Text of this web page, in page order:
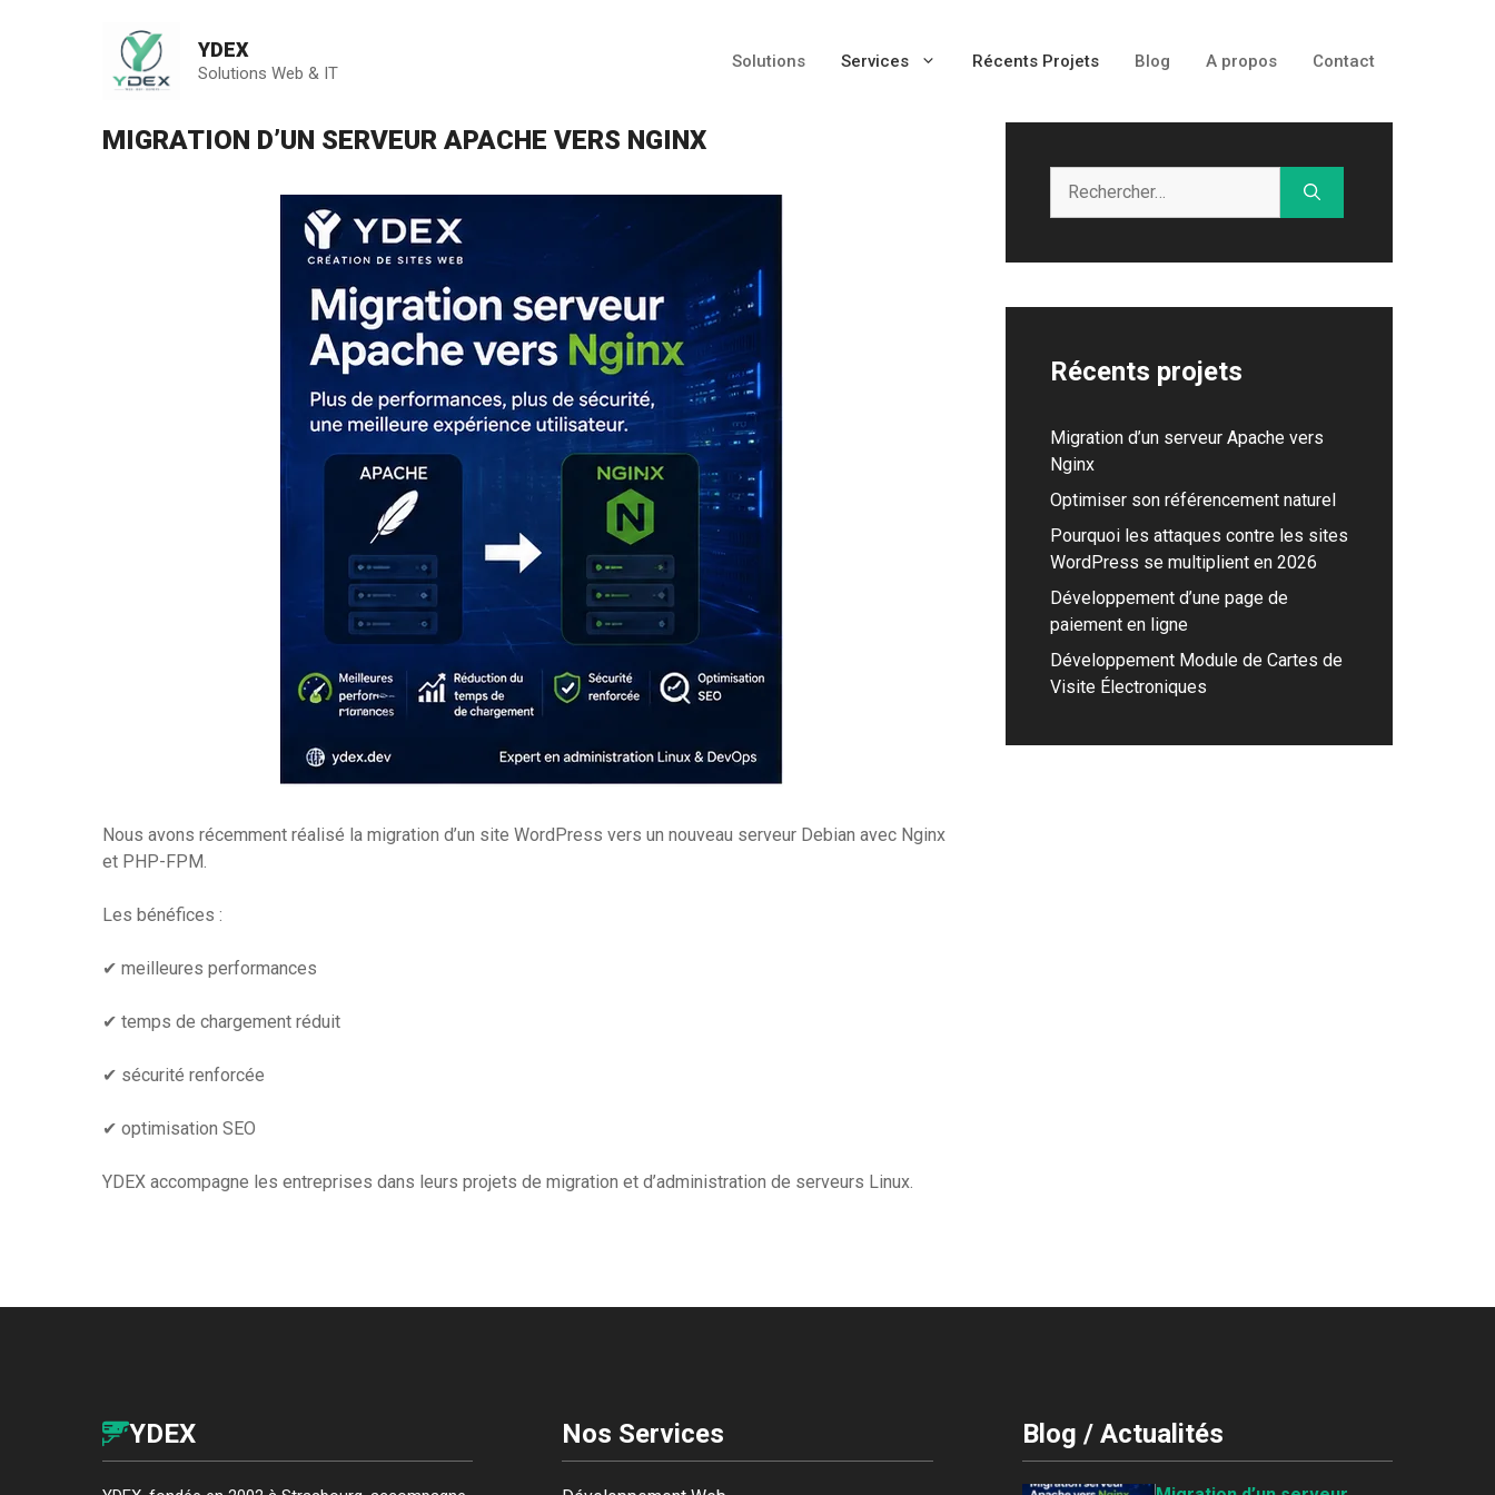
YDEX
Solutions Web & IT
Solutions Services Récents Projets Blog A propos Contact
MIGRATION D’UN SERVEUR APACHE VERS NGINX
Nous avons récemment réalisé la migration d’un site WordPress vers un nouveau serveur Debian avec Nginx
et PHP-FPM.
Les bénéfices :
✔ meilleures performances
✔ temps de chargement réduit
✔ sécurité renforcée
✔ optimisation SEO
YDEX accompagne les entreprises dans leurs projets de migration et d’administration de serveurs Linux.
Récents projets
Migration d’un serveur Apache vers
Nginx
Optimiser son référencement naturel
Pourquoi les attaques contre les sites
WordPress se multiplient en 2026
Développement d’une page de
paiement en ligne
Développement Module de Cartes de
Visite Électroniques
YDEX Nos Services Blog / Actualités